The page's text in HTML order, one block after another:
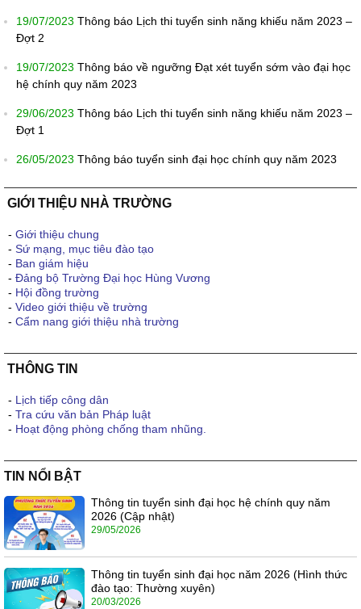
19/07/2023 Thông báo Lịch thi tuyển sinh năng khiếu năm 2023 –
Đợt 2
19/07/2023 Thông báo về ngưỡng Đạt xét tuyển sớm vào đại học
hệ chính quy năm 2023
29/06/2023 Thông báo Lịch thi tuyển sinh năng khiếu năm 2023 –
Đợt 1
26/05/2023 Thông báo tuyển sinh đại học chính quy năm 2023
GIỚI THIỆU NHÀ TRƯỜNG
- Giới thiệu chung
- Sứ mạng, mục tiêu đào tạo
- Ban giám hiệu
- Đảng bộ Trường Đại học Hùng Vương
- Hội đồng trường
- Video giới thiệu về trường
- Cẩm nang giới thiệu nhà trường
THÔNG TIN
- Lịch tiếp công dân
- Tra cứu văn bản Pháp luật
- Hoạt động phòng chống tham nhũng.
TIN NỔI BẬT
Thông tin tuyển sinh đại học hệ chính quy năm
2026 (Cập nhật)
29/05/2026
Thông tin tuyển sinh đại học năm 2026 (Hình thức
đào tạo: Thường xuyên)
20/03/2026